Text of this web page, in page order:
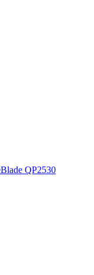
QP2530